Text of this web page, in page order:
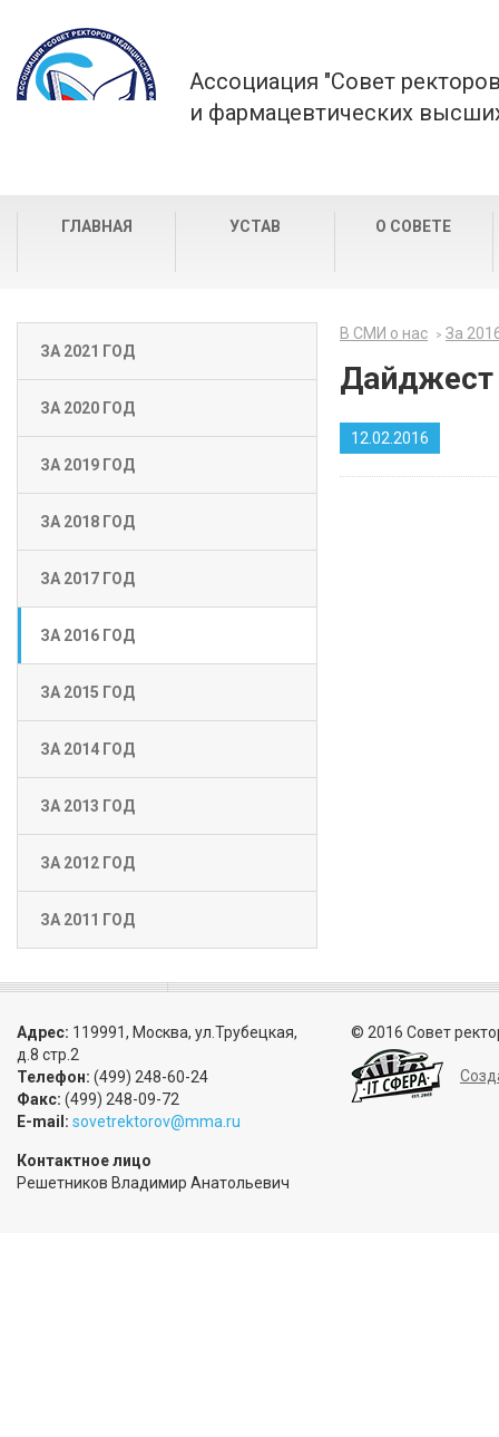
Ассоциация "Совет
и фармацевтических
ГЛАВНАЯ УСТАВ О СОВЕТЕ
ЗА 2021 ГОД
ЗА 2020 ГОД
ЗА 2019 ГОД
ЗА 2018 ГОД
ЗА 2017 ГОД
ЗА 2016 ГОД
ЗА 2015 ГОД
ЗА 2014 ГОД
ЗА 2013 ГОД
ЗА 2012 ГОД
ЗА 2011 ГОД
В СМИ о нас За
Дайджест
12.02.2016
Адрес: 119991, Москва, ул.Трубецкая,
д.8 стр.2
Телефон: (499) 248-60-24
Факс: (499) 248-09-72
E-mail: sovetrektorov@mma.ru
Контактное лицо
Решетников Владимир Анатольевич
© 2016 Совет